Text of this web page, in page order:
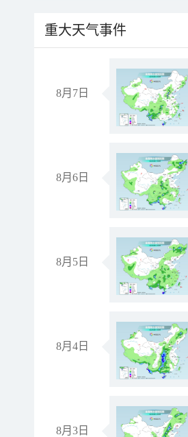
重大天气事件
8月7日
8月6日
8月5日
8月4日
8月3日